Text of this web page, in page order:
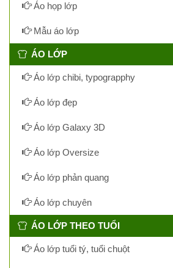
Áo họp lớp
Mẫu áo lớp
ÁO LỚP
Áo lớp chibi, typograpphy
Áo lớp đẹp
Áo lớp Galaxy 3D
Áo lớp Oversize
Áo lớp phản quang
Áo lớp chuyên
ÁO LỚP THEO TUỔI
Áo lớp tuổi tý, tuổi chuột